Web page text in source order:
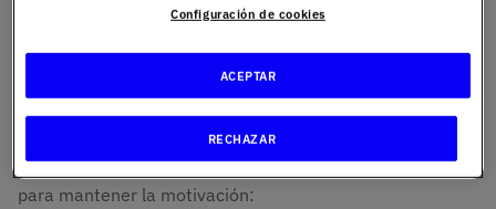
compromiso con el estudio
buenos resultados en la Selectividad, sino que también
te prepara para futuros desafíos académicos y
profesionales. Aquí tienes cinco estrategias efectivas
para mantener la motivación:
Configuración de cookies
RECHAZAR
ACEPTAR